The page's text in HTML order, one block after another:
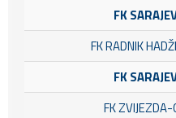
FK
FK RADNIK
FK
FK